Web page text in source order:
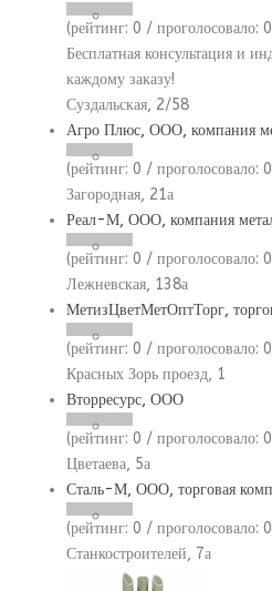
(рейтинг: 0 / проголосовало: 0
Бесплатная консультация и
каждому заказу!
Суздальская, 2/58
Агро Плюс, ООО, компания
(рейтинг: 0 / проголосовало: 0
Загородная, 21а
Реал-М, ООО, компания
(рейтинг: 0 / проголосовало: 0
Лежневская, 138а
МетизЦветМетОптТорг,
(рейтинг: 0 / проголосовало: 0
Красных Зорь проезд, 1
Вторресурс, ООО
(рейтинг: 0 / проголосовало: 0
Цветаева, 5а
Сталь-М, ООО, торговая
(рейтинг: 0 / проголосовало: 0
Станкостроителей, 7а